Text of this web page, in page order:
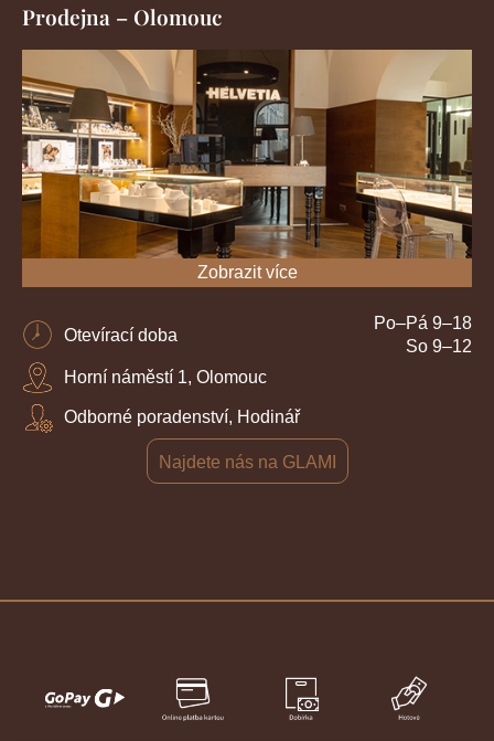
Prodejna – Olomouc
Zobrazit více
Otevírací doba
Po–Pá 9–18
So 9–12
Horní náměstí 1, Olomouc
Odborné poradenství, Hodinář
Najdete nás na GLAMI